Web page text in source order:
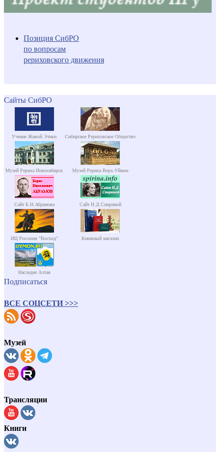
Позиция СибРО
по вопросам
рериховского движения
Сайты СибРО
Учение Живой Этики Сибирское Рериховское Общество
Музей Рериха Новосибирск Музей Рериха Верх-Уймон
Сайт Б.Н.Абрамова Сайт Н.Д.Спириной
ИЦ Россазия "Восход" Книжный магазин
Наследие Алтая
Подписаться
ВСЕ СОЦСЕТИ >>>
Музей
Трансляции
Книги